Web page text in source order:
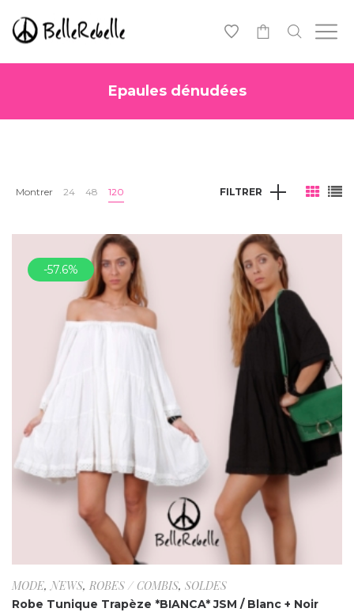
Epaules dénudées
Montrer 24 48 120 FILTRER
-57.6%
MODE,NEWS, ROBES / COMBIS, SOLDES
Robe Tunique Trapèze *BIANCA* JSM / Blanc + Noir